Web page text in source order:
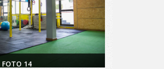
FOTO 14